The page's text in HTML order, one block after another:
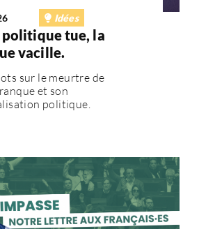
Idées
politique tue, la
vacille.
sur le meurtre de
et son
politique.